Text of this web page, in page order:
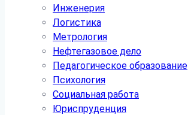
Инженерия
Логистика
Метрология
Нефтегазовое дело
Педагогическое образование
Психология
Социальная работа
Юриспруденция